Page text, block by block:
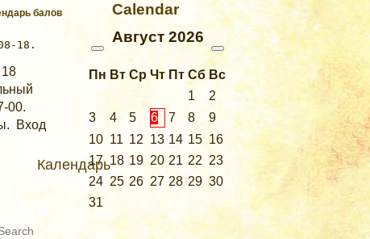
Календарь
балов
00.
Вход
Calendar
Август 2026
Пн Вт Ср Чт Пт Сб Вс
1
2
3
4 5 6 7 8
9
10 11 12 13 14 15 16
17 18 19 20 21 22 23
24 25 26 27 28 29 30
31